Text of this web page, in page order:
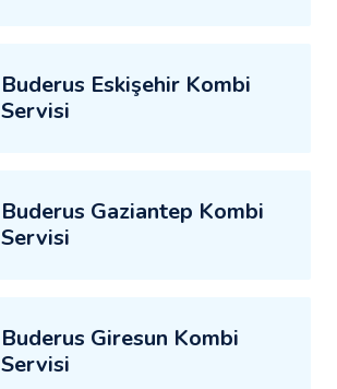
Buderus Eskişehir Kombi
Servisi
Buderus Gaziantep Kombi
Servisi
Buderus Giresun Kombi
Servisi